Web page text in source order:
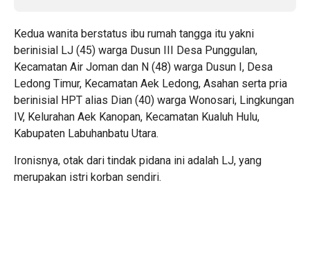
Kedua wanita berstatus ibu rumah tangga itu yakni
berinisial LJ (45) warga Dusun III Desa Punggulan,
Kecamatan Air Joman dan N (48) warga Dusun I, Desa
Ledong Timur, Kecamatan Aek Ledong, Asahan serta pria
berinisial HPT alias Dian (40) warga Wonosari, Lingkungan
IV, Kelurahan Aek Kanopan, Kecamatan Kualuh Hulu,
Kabupaten Labuhanbatu Utara.
Ironisnya, otak dari tindak pidana ini adalah LJ, yang
merupakan istri korban sendiri.